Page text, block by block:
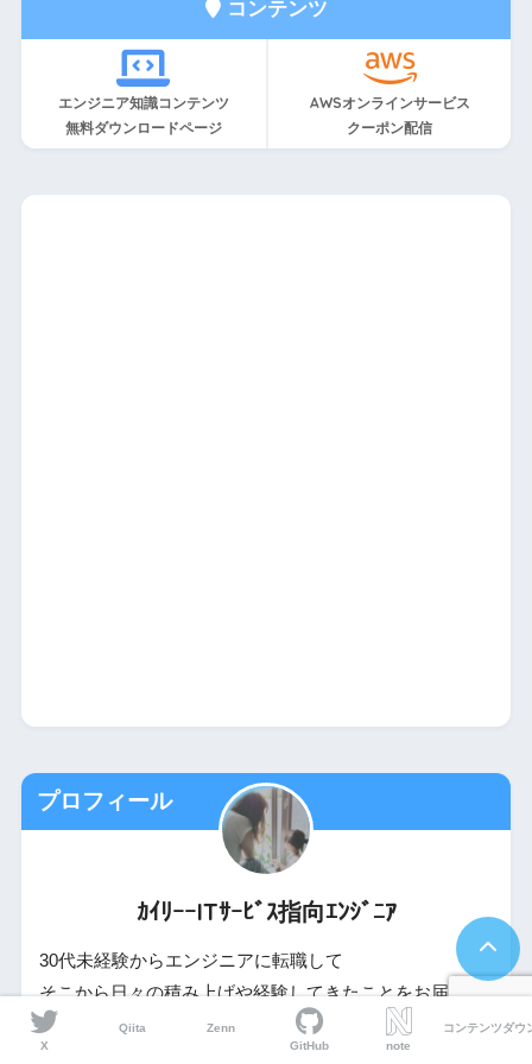
コンテンツ
エンジニア知識コンテンツ
無料ダウンロードページ
AWSオンラインサービス
クーポン配信
プロフィール
ｶｲﾘｰｰITｻｰﾋﾞｽ指向ｴﾝｼﾞﾆｱ
30代未経験からエンジニアに転職して
そこから日々の積み上げや経験してきたことをお届けす
るブログです。
X
Qiita
Zenn
GitHub
note
コンテンツダウ